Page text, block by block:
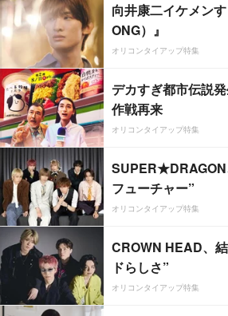
向井康二イケメン
ONG）』
オリコンタイアップ特集
デカすぎ都市伝説
作戦再来
オリコンタイアップ特集
SUPER★DRAGON
フューチャー”
オリコンタイアップ特集
CROWN HEAD、
ドらしさ”
オリコンタイアップ特集